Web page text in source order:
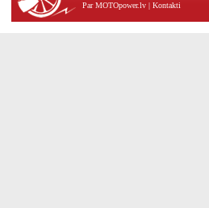
Par MOTOpower.lv | Kontakti